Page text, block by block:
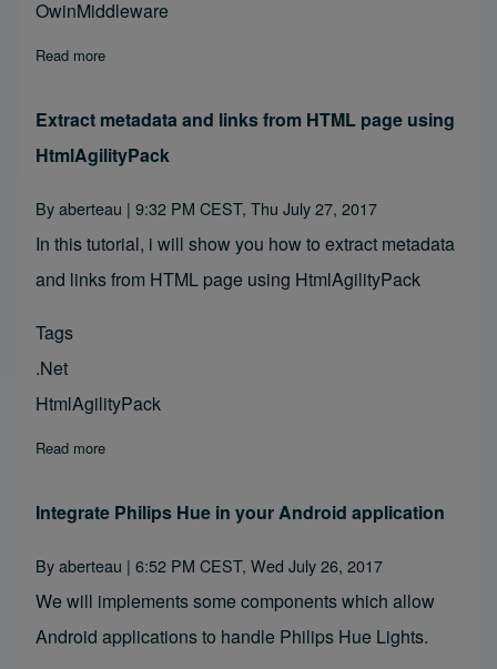
OwinMiddleware
Read more
Extract metadata and links from HTML page using
HtmlAgilityPack
Byaberteau | 9:32 PM CEST, Thu July 27, 2017
In this tutorial, i will show you how to extract metadata
and links from HTML page using HtmlAgilityPack
Tags
.Net
HtmlAgilityPack
Read more
Integrate Philips Hue in your Android application
Byaberteau | 6:52 PM CEST, Wed July 26, 2017
We will implements some components which allow
Android applications to handle Philips Hue Lights.